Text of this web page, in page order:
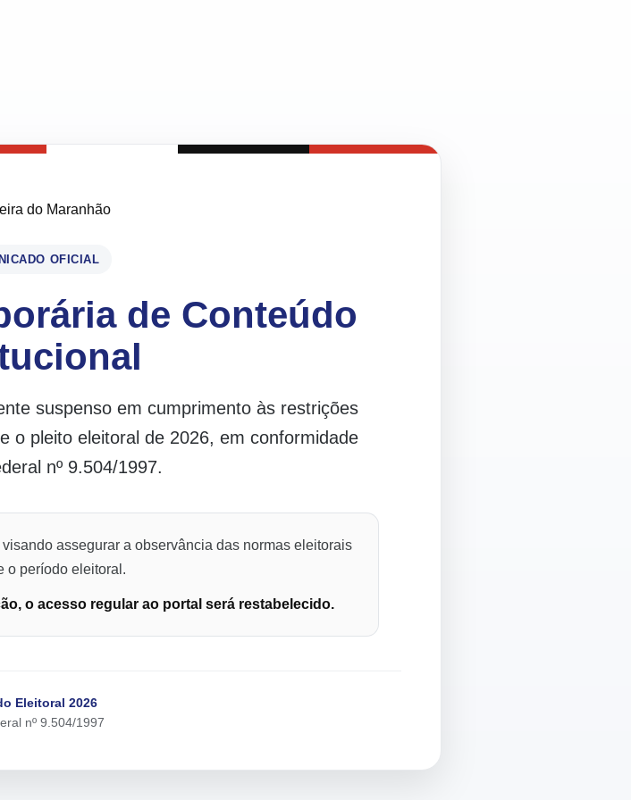
OFICIAL
de Conteúdo
suspenso em cumprimento às restrições
o pleito eleitoral de 2026, em conformidade
nº 9.504/1997.
assegurar a observância das normas eleitorais
o período eleitoral.
o acesso regular ao portal será restabelecido.
Eleitoral 2026
nº 9.504/1997